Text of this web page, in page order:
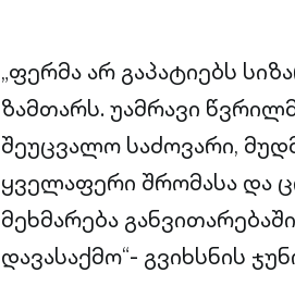
„ფერმა არ გაპატიებს
ზამთარს. უამრავი
შეუცვალო საძოვარი,
ყველაფერი შრომასა და
მეხმარება
დავასაქმო“- გვიხსნის